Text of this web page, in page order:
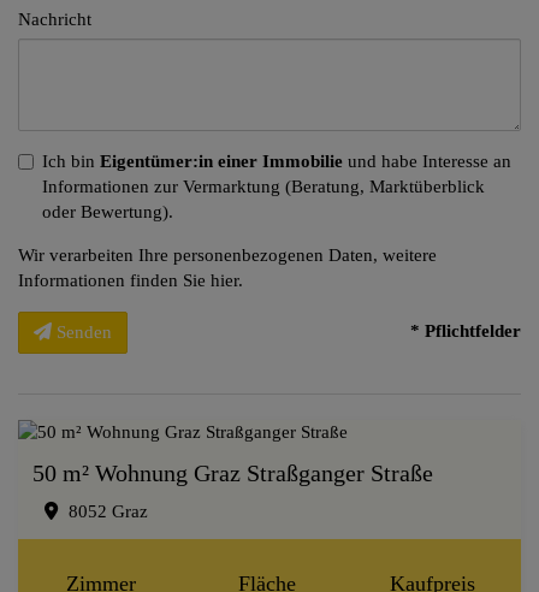
Nachricht
Ich bin Eigentümer:in einer Immobilie und habe Interesse an
Informationen zur Vermarktung (Beratung, Marktüberblick
oder Bewertung).
Wir verarbeiten Ihre personenbezogenen Daten, weitere
Informationen finden Sie hier.
Senden * Pflichtfelder
50 m² Wohnung Graz Straßganger Straße
8052 Graz
Zimmer
Fläche
Kaufpreis